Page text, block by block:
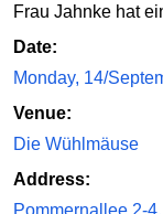
Frau Jahnke hat
Date:
Monday, 14/
Venue:
Die Wühlmäuse
Address: